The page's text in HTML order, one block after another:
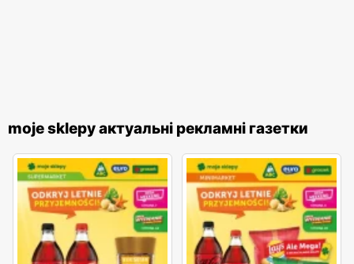
moje sklepy актуальні рекламні газетки